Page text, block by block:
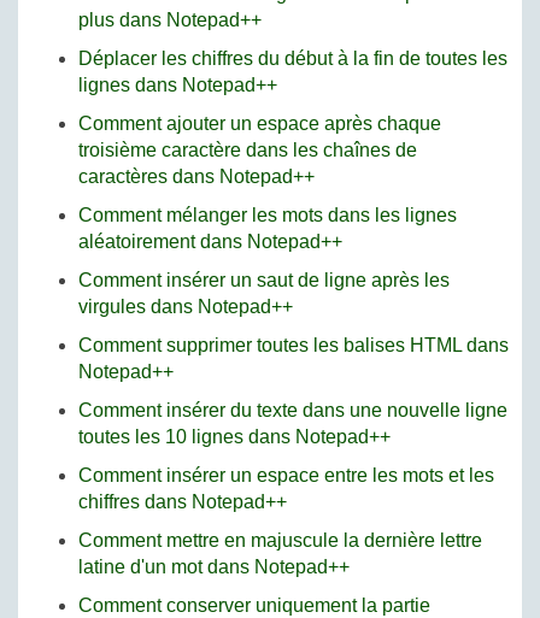
plus dans Notepad++
Déplacer les chiffres du début à la fin de toutes les
lignes dans Notepad++
Comment ajouter un espace après chaque
troisième caractère dans les chaînes de
caractères dans Notepad++
Comment mélanger les mots dans les lignes
aléatoirement dans Notepad++
Comment insérer un saut de ligne après les
virgules dans Notepad++
Comment supprimer toutes les balises HTML dans
Notepad++
Comment insérer du texte dans une nouvelle ligne
toutes les 10 lignes dans Notepad++
Comment insérer un espace entre les mots et les
chiffres dans Notepad++
Comment mettre en majuscule la dernière lettre
latine d'un mot dans Notepad++
Comment conserver uniquement la partie